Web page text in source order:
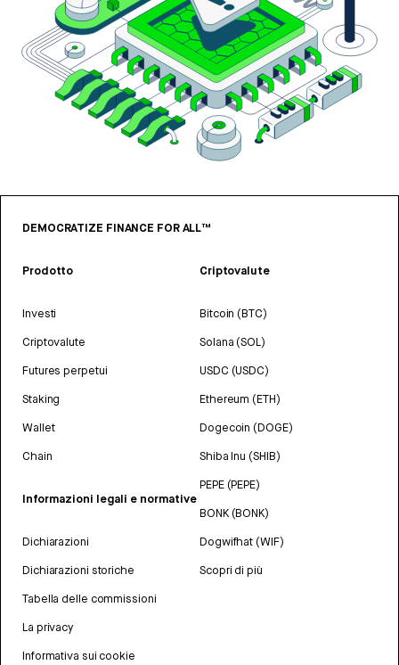
DEMOCRATIZE FINANCE FOR ALL™
Prodotto
Investi
Criptovalute
Futures perpetui
Staking
Wallet
Chain
Informazioni legali e normative
Dichiarazioni
Dichiarazioni storiche
Tabella delle commissioni
La privacy
Informativa sui cookie
Criptovalute
Bitcoin (BTC)
Solana (SOL)
USDC (USDC)
Ethereum (ETH)
Dogecoin (DOGE)
Shiba Inu (SHIB)
PEPE (PEPE)
BONK (BONK)
Dogwifhat (WIF)
Scopri di più